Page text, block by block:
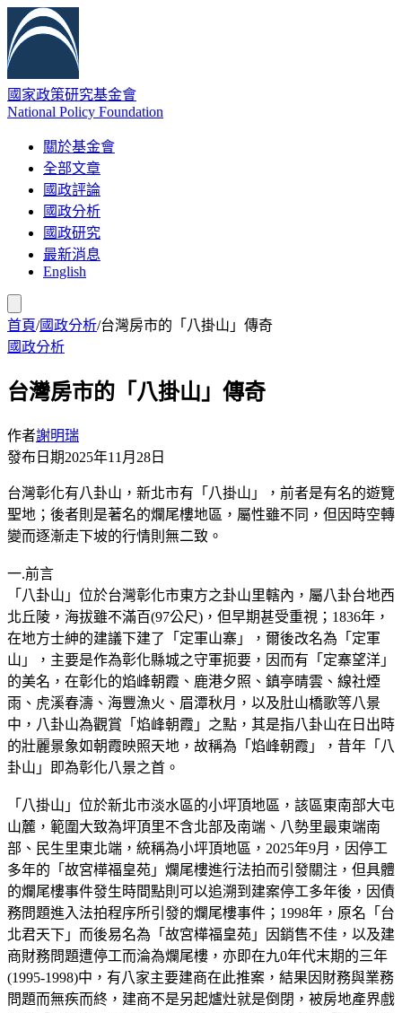
國家政策研究基金會
National Policy Foundation
關於基金會
全部文章
國政評論
國政分析
國政研究
最新消息
English
首頁/國政分析/台灣房市的「八掛山」傳奇
國政分析
台灣房市的「八掛山」傳奇
作者謝明瑞
發布日期2025年11月28日
台灣彰化有八卦山，新北市有「八掛山」，前者是有名的遊覽
聖地；後者則是著名的爛尾樓地區，屬性雖不同，但因時空轉
變而逐漸走下坡的行情則無二致。
一.前言
「八卦山」位於台灣彰化市東方之卦山里轄內，屬八卦台地西
北丘陵，海拔雖不滿百(97公尺)，但早期甚受重視；1836年，
在地方士紳的建議下建了「定軍山寨」，爾後改名為「定軍
山」，主要是作為彰化縣城之守軍扼要，因而有「定寨望洋」
的美名，在彰化的焰峰朝霞、鹿港夕照、鎮亭晴雲、線社煙
雨、虎溪春濤、海豐漁火、眉潭秋月，以及肚山橋歌等八景
中，八卦山為觀賞「焰峰朝霞」之點，其是指八卦山在日出時
的壯麗景象如朝霞映照天地，故稱為「焰峰朝霞」，昔年「八
卦山」即為彰化八景之首。
「八掛山」位於新北市淡水區的小坪頂地區，該區東南部大屯
山麓，範圍大致為坪頂里不含北部及南端、八勢里最東端南
部、民生里東北端，統稱為小坪頂地區，2025年9月，因停工
多年的「故宮樺福皇苑」爛尾樓進行法拍而引發關注，但具體
的爛尾樓事件發生時間點則可以追溯到建案停工多年後，因債
務問題進入法拍程序所引發的爛尾樓事件；1998年，原名「台
北君天下」而後易名為「故宮樺福皇苑」因銷售不佳，以及建
商財務問題遭停工而淪為爛尾樓，亦即在九0年代末期的三年
(1995-1998)中，有八家主要建商在此推案，結果因財務與業務
問題而無疾而終，建商不是另起爐灶就是倒閉，被房地產界戲